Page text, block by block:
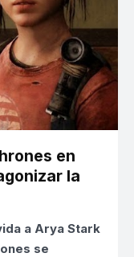
en
la
a Arya Stark
se